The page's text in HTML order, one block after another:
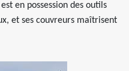
en possession des outils
et ses couvreurs maîtrisent